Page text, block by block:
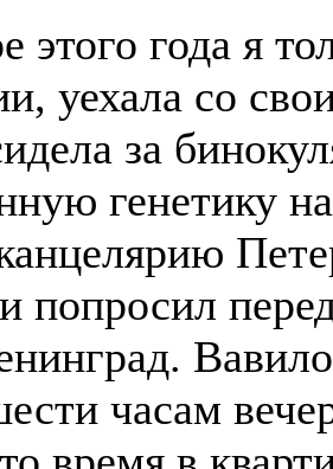
этого года я
уехала со
за
генетику
попросил
часам